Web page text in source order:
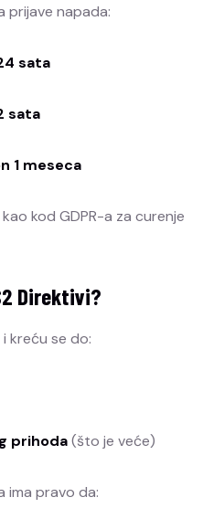
prijave napada:
sata
sata
1 meseca
kod GDPR-a za curenje
Direktivi?
kreću se do:
prihoda(što je veće)
ima pravo da: